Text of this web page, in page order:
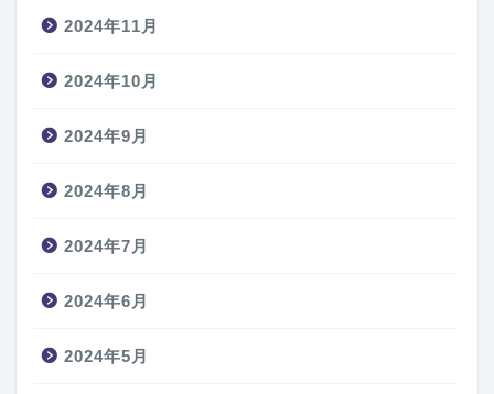
2024年11月
2024年10月
2024年9月
2024年8月
2024年7月
2024年6月
2024年5月